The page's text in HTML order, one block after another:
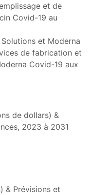
et de
Covid-19 au
et Moderna
de fabrication et
Covid-19 aux
de dollars) &
2023 à 2031
& Prévisions et